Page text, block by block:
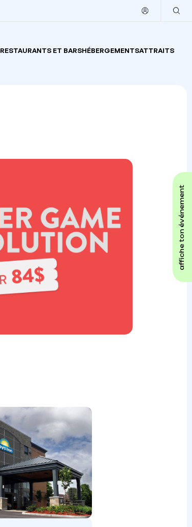
RESTAURANTS ET BARSHÉBERGEMENTSATTRAITS
affiche ton événement